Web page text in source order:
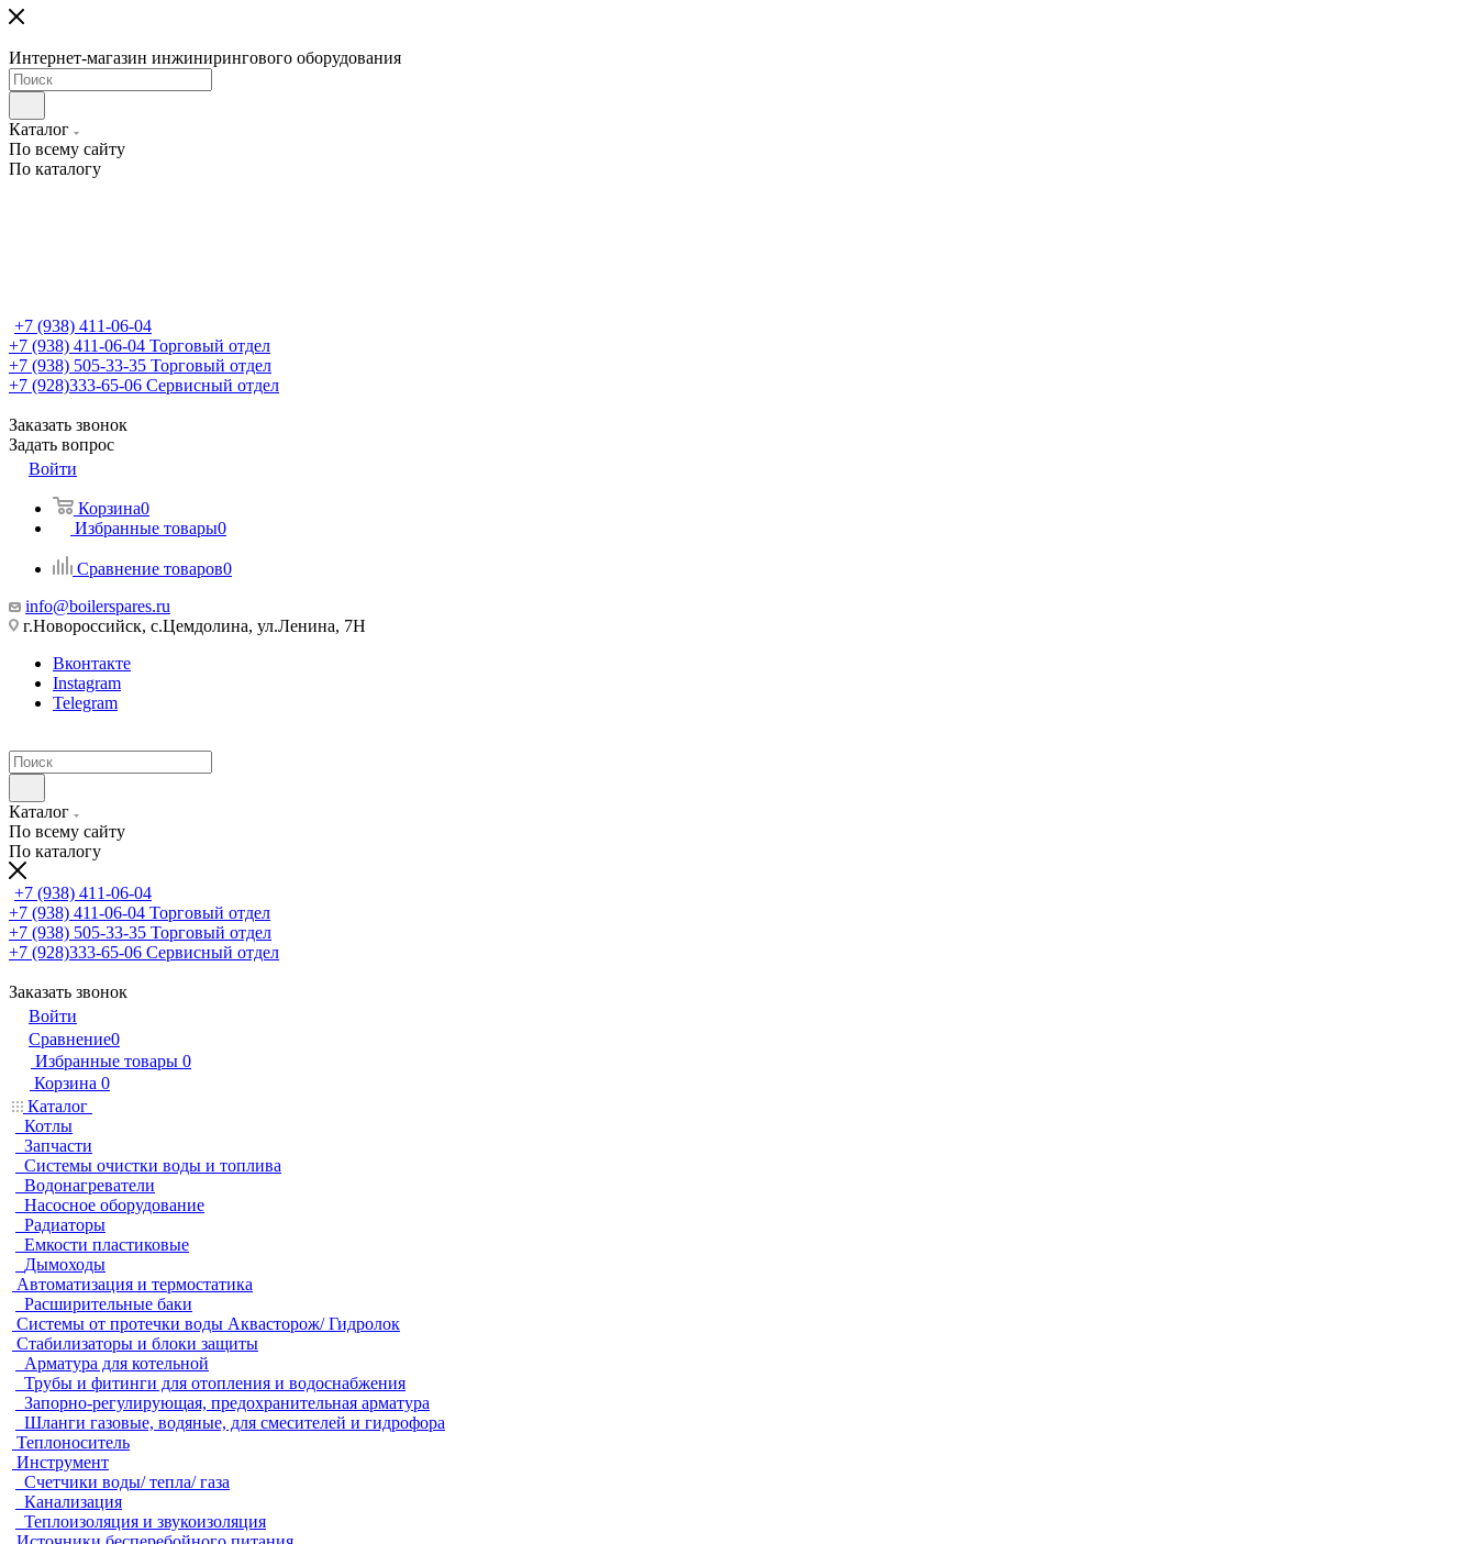
Интернет-магазин инжинирингового оборудования
Каталог
По всему сайту
По каталогу
+7 (938) 411-06-04
+7 (938) 411-06-04 Торговый отдел
+7 (938) 505-33-35 Торговый отдел
+7 (928)333-65-06 Сервисный отдел
Заказать звонок
Задать вопрос
Войти
Корзина0
Избранные товары0
Сравнение товаров0
info@boilerspares.ru
г.Новороссийск, с.Цемдолина, ул.Ленина, 7Н
Вконтакте
Instagram
Telegram
Каталог
По всему сайту
По каталогу
+7 (938) 411-06-04
+7 (938) 411-06-04 Торговый отдел
+7 (938) 505-33-35 Торговый отдел
+7 (928)333-65-06 Сервисный отдел
Заказать звонок
Войти
Сравнение0
Избранные товары 0
Корзина 0
Каталог
Котлы
Запчасти
Системы очистки воды и топлива
Водонагреватели
Насосное оборудование
Радиаторы
Емкости пластиковые
Дымоходы
Автоматизация и термостатика
Расширительные баки
Системы от протечки воды Аквасторож/ Гидролок
Стабилизаторы и блоки защиты
Арматура для котельной
Трубы и фитинги для отопления и водоснабжения
Запорно-регулирующая, предохранительная арматура
Шланги газовые, водяные, для смесителей и гидрофора
Теплоноситель
Инструмент
Счетчики воды/ тепла/ газа
Канализация
Теплоизоляция и звукоизоляция